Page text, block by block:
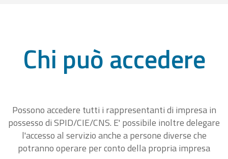
Chi può accedere
Possono accedere tutti i rappresentanti di impresa in
possesso di SPID/CIE/CNS. E' possibile inoltre delegare
l'accesso al servizio anche a persone diverse che
potranno operare per conto della propria impresa